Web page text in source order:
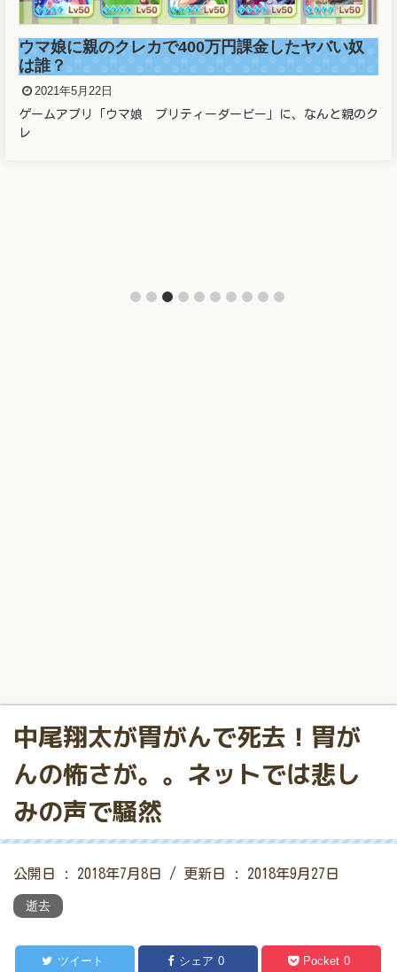
ウマ娘に親のクレカで400万円課金したヤバい奴
は誰？
2021年5月22日
ゲームアプリ「ウマ娘 プリティーダービー」に、なんと親のク
レ
中尾翔太が胃がんで死去！胃が
んの怖さが。。ネットでは悲し
みの声で騒然
公開日 : 2018年7月8日 / 更新日 : 2018年9月27日
逝去
ツイート シェア 0 Pocket 0